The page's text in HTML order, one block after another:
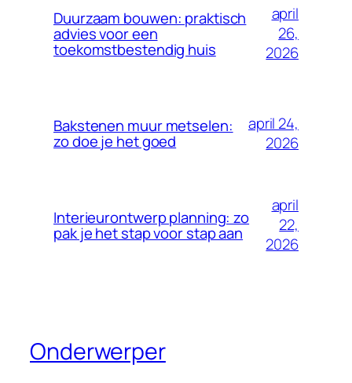
Duurzaam bouwen: praktisch
advies voor een
toekomstbestendig huis
april
26,
2026
Bakstenen muur metselen:
zo doe je het goed
april 24,
2026
Interieurontwerp planning: zo
pak je het stap voor stap aan
april
22,
2026
Onderwerper